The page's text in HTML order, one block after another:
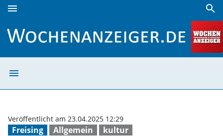
menu search
menu
Freising Allgemein kultur
Veröffentlicht am 23.04.2025 12:29